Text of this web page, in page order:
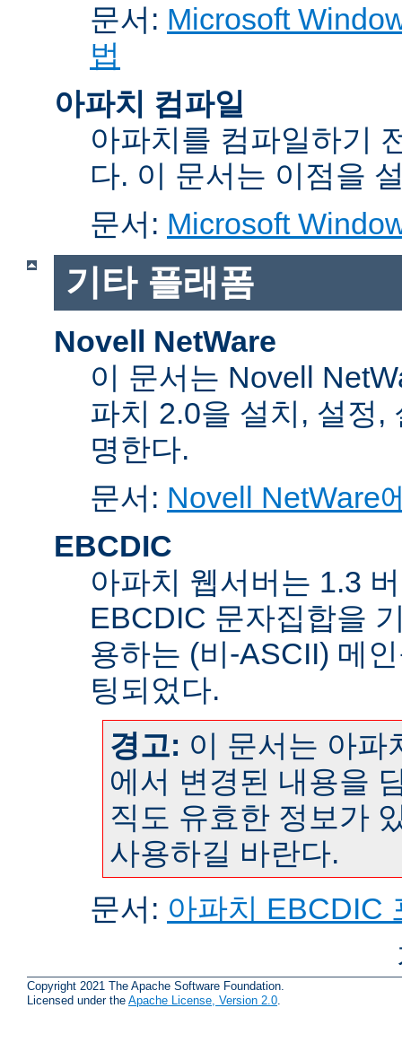
문서: Microsoft
법
아파치 컴파일
아파치를 컴파일하기
다. 이 문서는 이점을
문서: Microsoft
기타 플래폼
Novell NetWare
이 문서는 Novell
파치 2.0을 설치, 설정,
명한다.
문서: Novell NetWare
EBCDIC
아파치 웹서버는 1.3
EBCDIC 문자집합을
용하는 (비-ASCII) 메
팅되었다.
경고: 이 문서는 아파
에서 변경된 내용을
직도 유효한 정보가
사용하길 바란다.
문서: 아파치 EBCDIC
Copyright 2021 The Apache Software Foundation.
Licensed under the Apache License, Version 2.0.